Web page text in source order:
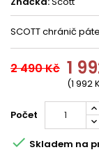
SCOTT chránič
2 490 Kč 1
(1 992
Počet
 Skladem na